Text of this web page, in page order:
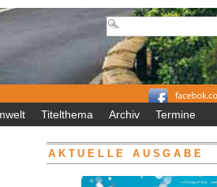
Titelthema Archiv Termine
AKTUELLE AUSGABE